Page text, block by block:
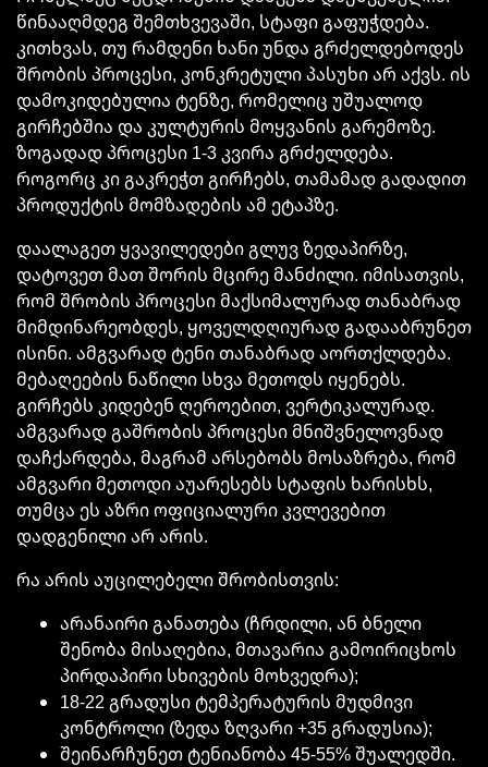
წინააღმდეგ შემთხვევაში, სტაფი გაფუჭდება.
კითხვას, თუ რამდენი ხანი უნდა გრძელდებოდეს
შრობის პროცესი, კონკრეტული პასუხი არ აქვს. ის
დამოკიდებულია ტენზე, რომელიც უშუალოდ
გირჩებშია და კულტურის მოყვანის გარემოზე.
ზოგადად პროცესი 1-3 კვირა გრძელდება.
როგორც კიგაკრეჭთგირჩებს, თამამად გადადით
პროდუქტის მომზადების ამ ეტაპზე.
დაალაგეთ ყვავილედები გლუვ ზედაპირზე,
დატოვეთ მათ შორის მცირე მანძილი. იმისათვის,
რომ შრობის პროცესი მაქსიმალურად თანაბრად
მიმდინარეობდეს, ყოველდღიურადგადააბრუნეთ
ისინი. ამგვარად ტენი თანაბრად აორთქლდება.
მებაღეების ნაწილი სხვა მეთოდს იყენებს.
გირჩებს კიდებენ ღეროებით, ვერტიკალურად.
ამგვარად გაშრობის პროცესი მნიშვნელოვნად
დაჩქარდება, მაგრამ არსებობს მოსაზრება, რომ
ამგვარი მეთოდი აუარესებს სტაფის ხარისხს,
თუმცა ეს აზრი ოფიციალური კვლევებით
დადგენილი არ არის.
რა არის აუცილებელი შრობისთვის:
არანაირი განათება (ჩრდილი, ან ბნელი
შენობა მისაღებია, მთავარია გამოირიცხოს
პირდაპირი სხივების მოხვედრა);
18-22 გრადუსი ტემპერატურის მუდმივი
კონტროლი (ზედა ზღვარი +35 გრადუსია);
შეინარჩუნეთ ტენიანობა 45-55% შუალედში.